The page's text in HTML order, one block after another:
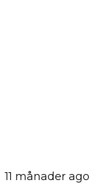
11 månader ago